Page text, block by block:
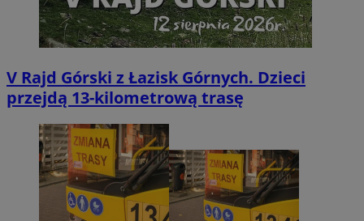
V Rajd Górski z Łazisk Górnych. Dzieci
przejdą 13-kilometrową trasę